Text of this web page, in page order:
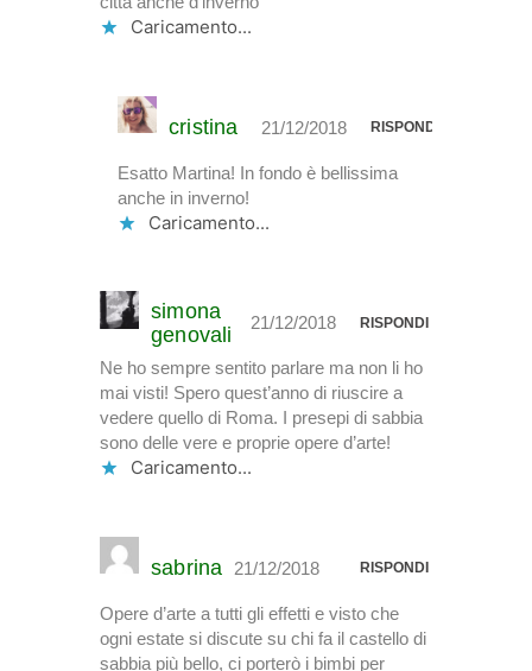
Caricamento...
cristina 21/12/2018 RISPONDI
Esatto Martina! In fondo è bellissima
anche in inverno!
Caricamento...
simona
genovali
21/12/2018 RISPONDI
Ne ho sempre sentito parlare ma non li ho
mai visti! Spero quest’anno di riuscire a
vedere quello di Roma. I presepi di sabbia
sono delle vere e proprie opere d’arte!
Caricamento...
sabrina 21/12/2018 RISPONDI
Opere d’arte a tutti gli effetti e visto che
ogni estate si discute su chi fa il castello di
sabbia più bello, ci porterò i bimbi per